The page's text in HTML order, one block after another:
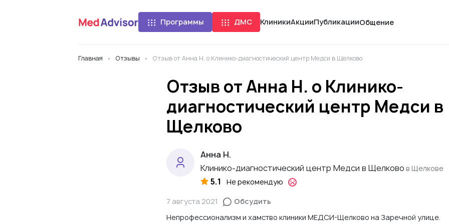
Программы ДМС КлиникиАкцииПубликацииОбщение
Главная Отзывы Отзыв от Анна Н. о Клинико-диагностический центр Медси в Щелково
Отзыв от Анна Н. о Клинико-
диагностический центр Медси в
Щелково
Анна Н.
Клинико-диагностический центр Медси в Щелково в Щелкове
5.1 Не рекомендую
7 августа 2021
Обсудить
Непрофессионализм и хамство клиники МЕДСИ-Щелково на Заречной улице.